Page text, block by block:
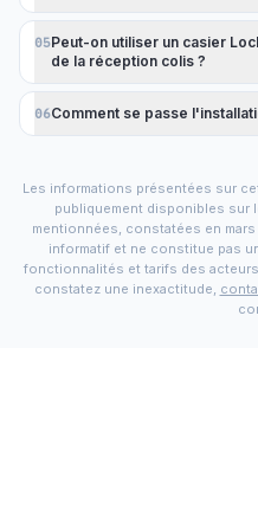
05Peut-on utiliser un casier
de la réception colis ?
06Comment se passe
Les informations présentées sur
publiquement disponibles
mentionnées, constatées en
informatif et ne constitue pas
fonctionnalités et tarifs des
constatez une inexactitude,